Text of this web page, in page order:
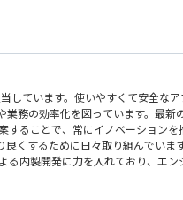
／基盤システム設計）経験
プリケーション開発経験
しています。使いやすくて安全なア
業務の効率化を図っています。最
ることで、常にイノベーションを
くするために日々取り組んでいます
内製開発に力を入れており、エン
か？